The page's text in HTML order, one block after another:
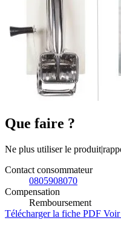
Que faire ?
Ne plus utiliser le
Contact consommateur
0805908070
Compensation
Remboursement
Télécharger la fiche PDF Voir